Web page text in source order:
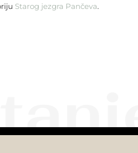
Starog jezgra Pančeva.